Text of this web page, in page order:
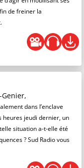
de freiner la
dans l’enclave
heures jeudi dernier, un
situation a-t-elle été
? Sud Radio vous